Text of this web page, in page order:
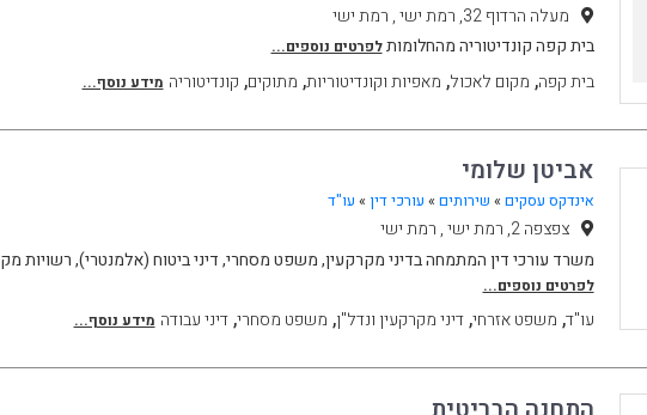
מעלה הרדוף 32, רמת ישי , רמת ישי
בית קפה קונדיטוריה מהחלומותלפרטים נוספים...
בית קפה, מקום לאכול, מאפיות וקונדיטוריות, מתוקים, קונדיטוריה מידע נוסף...
אביטן שלומי
אינדקס עסקים » שירותים » עורכי דין » עו"ד
צפצפה 2, רמת ישי , רמת ישי
משרד עורכי דין המתמחה בדיני מקרקעין, משפט מסחרי, דיני ביטוח (אלמנטרי), רשויות מק
לפרטים נוספים...
עו"ד, משפט אזרחי,דיני מקרקעין ונדל"ן, משפט מסחרי,דיני עבודה מידע נוסף...